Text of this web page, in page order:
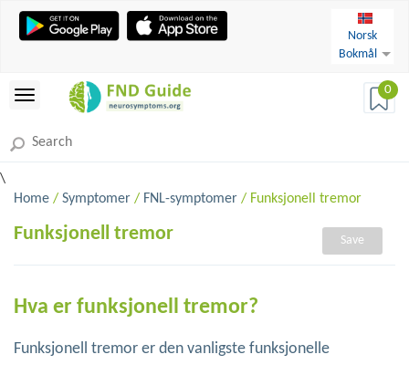
Norsk
Bokmål
0
\
Home / Symptomer / FNL-symptomer / Funksjonell tremor
Funksjonell tremor Save
Hva er funksjonell tremor?
Funksjonell tremor er den vanligste funksjonelle